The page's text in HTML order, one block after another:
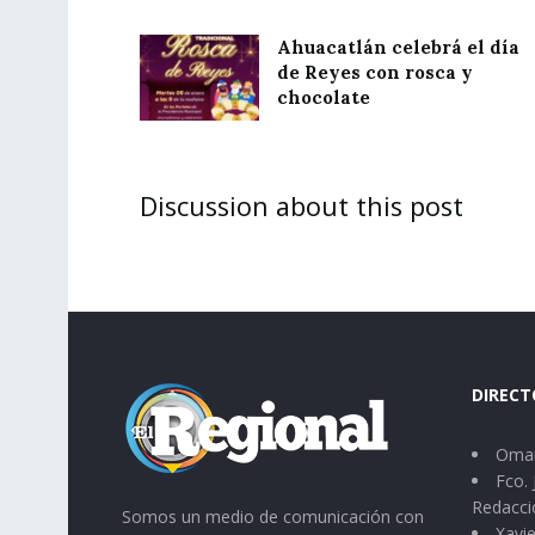
Ahuacatlán celebrá el día
de Reyes con rosca y
chocolate
Discussion about this post
Somos un medio de comunicación con
Fco.